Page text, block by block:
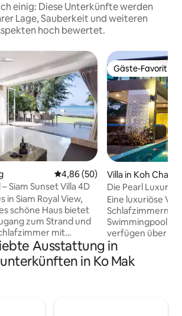
einig: Diese Unterkünfte werden
Lage, Sauberkeit und weiteren
hoch bewertet.
Durchschnittliche Bewertung:
4,86 (50)
Siam Sunset Villa 4D
in Siam Royal View,
zum Strand und
mit
alle Zimmer. Genieße
Aussicht auf das
deinem eigenen
Gäste-Favorit
Gäste-Favorit
Villa in Koh Chang
Die Pearl Luxury
Eine luxuriöse
Schlafzimmern
Swimmingpool.
verfügen über ein
verfügen über
privaten Garten
Ausstattung in
in Ko Mak